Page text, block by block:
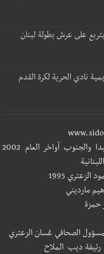
على عرش بطولة لبنان
نادي الحرية لكرة القدم
أول صحيفة اليكترونية صدرت في صيدا والجنوب أواخر العام 2002
1995
مارديني
حمزة
الصحافي غسان الزعتري
رئيفة ديب الملاح